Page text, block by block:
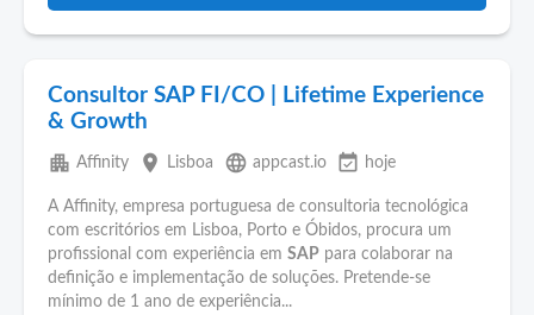
Consultor SAP FI/CO | Lifetime Experience
& Growth
apartment Affinity place Lisboa language appcast.io event_available hoje
A Affinity, empresa portuguesa de consultoria tecnológica
com escritórios em Lisboa, Porto e Óbidos, procura um
profissional com experiência em SAP para colaborar na
definição e implementação de soluções. Pretende-se
mínimo de 1 ano de experiência...